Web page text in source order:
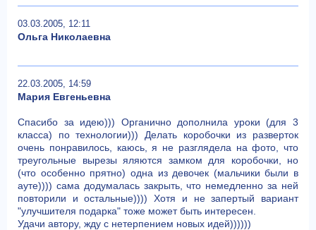
03.03.2005, 12:11
Ольга Николаевна
22.03.2005, 14:59
Мария Евгеньевна
Спасибо за идею))) Органично дополнила уроки (для 3
класса) по технологии))) Делать коробочки из разверток
очень понравилось, каюсь, я не разглядела на фото, что
треугольные вырезы яляются замком для коробочки, но
(что особенно прятно) одна из девочек (мальчики были в
ауте)))) сама додумалась закрыть, что немедленно за ней
повторили и остальные)))) Хотя и не запертый вариант
"улучшителя подарка" тоже может быть интересен.
Удачи автору, жду с нетерпением новых идей))))))